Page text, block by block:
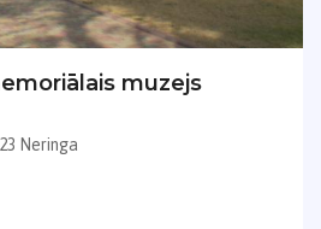
muzejs
Neringa